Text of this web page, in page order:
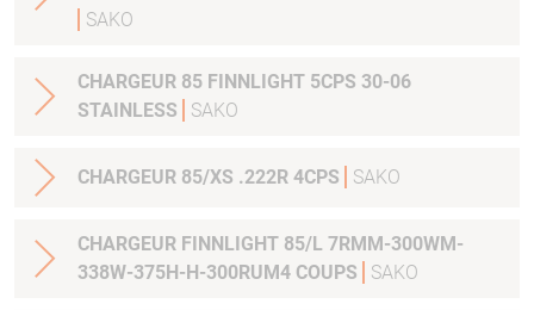
SAKO
CHARGEUR 85 FINNLIGHT 5CPS 30-06
STAINLESS
SAKO
CHARGEUR 85/XS .222R 4CPS SAKO
CHARGEUR FINNLIGHT 85/L 7RMM-300WM-
338W-375H-H-300RUM4 COUPS
SAKO